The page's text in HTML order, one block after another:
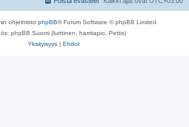
ohjelmisto phpBB® Forum Software © phpBB Limited
phpBB Suomi (lurttinen, harritapio, Pettis)
Yksityisyys | Ehdot